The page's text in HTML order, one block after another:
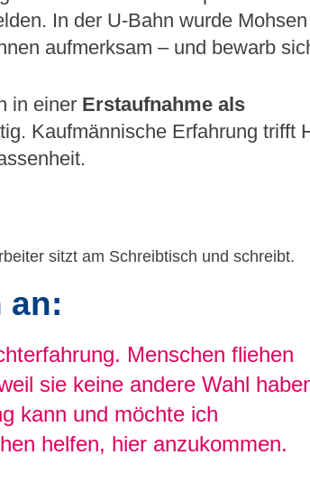
In der U-Bahn wurde
aufmerksam – und bewarb
in einer Erstaufnahme als
Kaufmännische Erfahrung trifft
an:
Menschen fliehen
sie keine andere Wahl
kann und möchte ich
helfen, hier anzukommen.